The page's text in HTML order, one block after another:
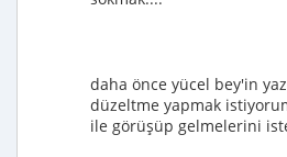
daha önce yücel bey'in
düzeltme yapmak
ile görüşüp gelmelerini